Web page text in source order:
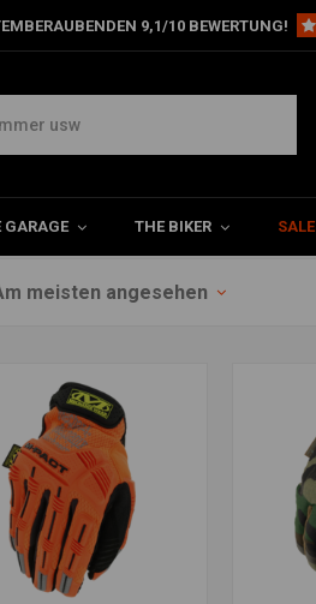
9,1/10 BEWERTUNG!
GARAGE THE BIKER SALE
meisten angesehen